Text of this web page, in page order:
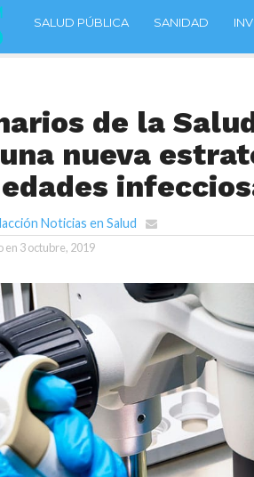
SALUD PÚBLICA SANIDAD
de la
nueva
Noticias en Salud
en 3 octubre, 2019